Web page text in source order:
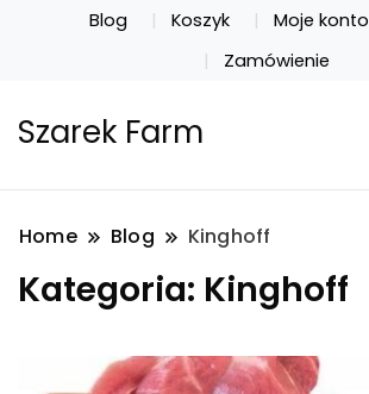
Blog Koszyk Moje konto
Zamówienie
Szarek Farm
Home Blog Kinghoff
Kategoria: Kinghoff